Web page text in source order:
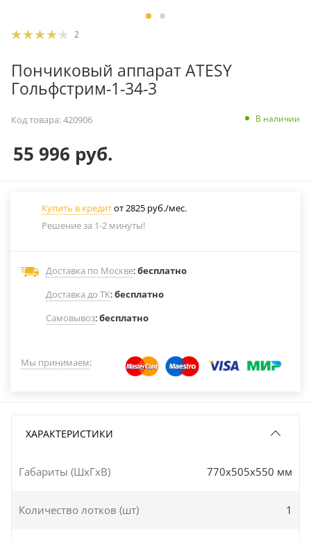
2
Пончиковый аппарат ATESY
Гольфстрим-1-34-3
Код товара:420906 В наличии
55 996 руб.
Купить в кредитот 2825 руб./мес.
Решение за 1-2 минуты!
Доставка по Москве:бесплатно
Доставка до ТК:бесплатно
Самовывоз:бесплатно
Мы принимаем:
ХАРАКТЕРИСТИКИ
Габариты (ШxГxВ) 770x505x550 мм
Количество лотков (шт) 1